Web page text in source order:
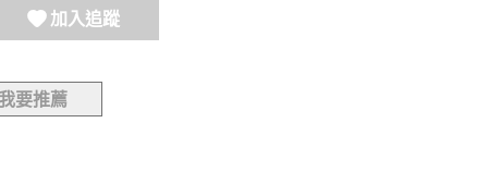
加入追蹤
要推薦